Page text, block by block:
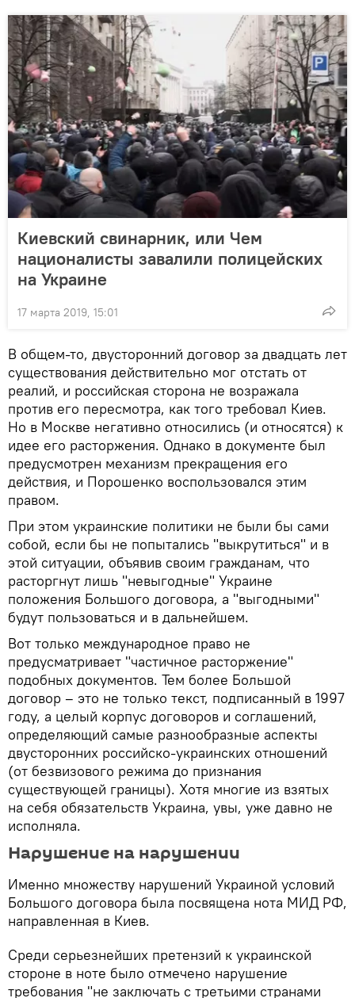
Киевский свинарник, или Чем
националисты завалили полицейских
на Украине
17 марта 2019, 15:01
В общем-то, двусторонний договор за двадцать лет
существования действительно мог отстать от
реалий, и российская сторона не возражала
против его пересмотра, как того требовал Киев.
Но в Москве негативно относились (и относятся) к
идее его расторжения. Однако в документе был
предусмотрен механизм прекращения его
действия, и Порошенко воспользовался этим
правом.
При этом украинские политики не были бы сами
собой, если бы не попытались "выкрутиться" и в
этой ситуации, объявив своим гражданам, что
расторгнут лишь "невыгодные" Украине
положения Большого договора, а "выгодными"
будут пользоваться и в дальнейшем.
Вот только международное право не
предусматривает "частичное расторжение"
подобных документов. Тем более Большой
договор – это не только текст, подписанный в 1997
году, а целый корпус договоров и соглашений,
определяющий самые разнообразные аспекты
двусторонних российско-украинских отношений
(от безвизового режима до признания
существующей границы). Хотя многие из взятых
на себя обязательств Украина, увы, уже давно не
исполняла.
Нарушение на нарушении
Именно множеству нарушений Украиной условий
Большого договора была посвящена нота МИД РФ,
направленная в Киев.
Среди серьезнейших претензий к украинской
стороне в ноте было отмечено нарушение
требования "не заключать с третьими странами